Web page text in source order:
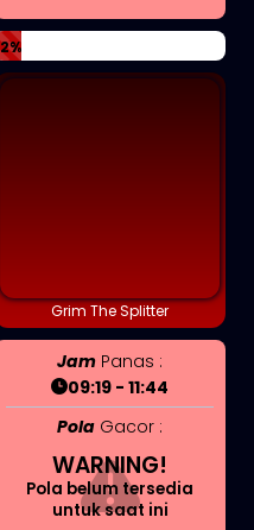
Grim The Splitter
Jam Panas :
09:19 - 11:44
Pola Gacor :
WARNING!
Pola belum tersedia
untuk saat ini